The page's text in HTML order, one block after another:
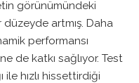
görünümündeki
artmış. Daha
performansı
de katkı sağlıyor. Test
ile hızlı hissettirdiği